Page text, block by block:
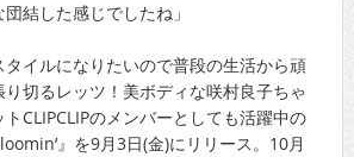
結した感じでしたね」
タイルになりたいので普段の生活から頑
切るレッツ！美ボディな咲村良子ちゃ
CLIPCLIPのメンバーとしても活躍中の
』を9月3日(金)にリリース。10月